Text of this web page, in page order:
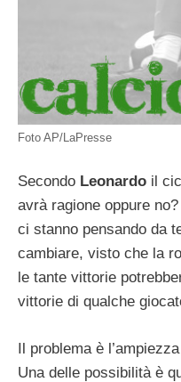
Foto AP/LaPresse
Secondo Leonardo il
avrà ragione oppure
ci stanno pensando da
cambiare, visto che la
le tante vittorie
vittorie di qualche
Il problema è
Una delle possibilità è